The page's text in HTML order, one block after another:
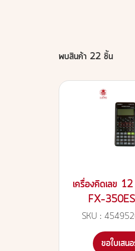
พบสินค้า 22 ชิ้น
เครื่องคิดเลข
FX-
SKU :
ขอใบเสน